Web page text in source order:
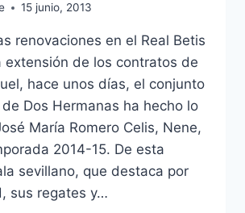
15 junio, 2013
renovaciones en el Real Betis
extensión de los contratos de
hace unos días, el conjunto
Dos Hermanas ha hecho lo
María Romero Celis, Nene,
2014-15. De esta
sevillano, que destaca por
sus regates y…